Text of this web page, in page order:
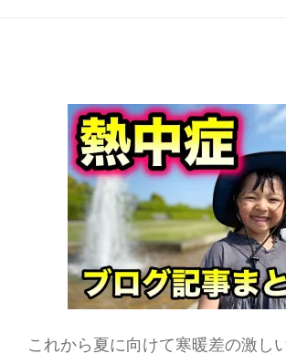
これから夏に向けて寒暖差の激し